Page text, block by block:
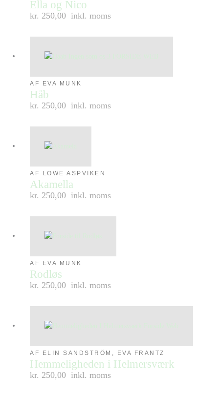
Ella og Nico
kr. 250,00 inkl. moms
AF EVA MUNK
Håb
kr. 250,00 inkl. moms
AF LOWE ASPVIKEN
Akamella
kr. 250,00 inkl. moms
AF EVA MUNK
Rodløs
kr. 250,00 inkl. moms
AF ELIN SANDSTRÖM, EVA FRANTZ
Hemmeligheden i Helmersværk
kr. 250,00 inkl. moms